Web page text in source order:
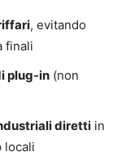
, evitando
finali
plug-in (non
diretti in
locali